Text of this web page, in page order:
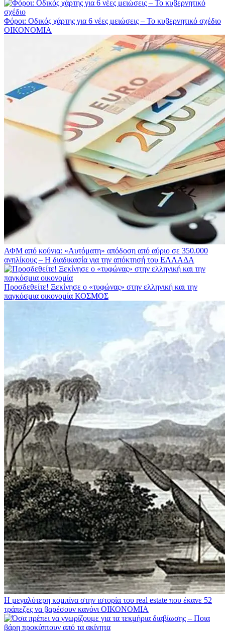
Φόροι: Οδικός χάρτης για 6 νέες μειώσεις – Το κυβερνητικό σχέδιο
ΟΙΚΟΝΟΜΙΑ
ΑΦΜ από κούνια: «Αυτόματη» απόδοση από αύριο σε 350.000
ανηλίκους – Η διαδικασία για την απόκτησή του ΕΛΛΑΔΑ
Προσδεθείτε! Ξεκίνησε ο «τυφώνας» στην ελληνική και την
παγκόσμια οικονομία ΚΟΣΜΟΣ
Η μεγαλύτερη κομπίνα στην ιστορία του real estate που έκανε 52
τράπεζες να βαρέσουν κανόνι ΟΙΚΟΝΟΜΙΑ